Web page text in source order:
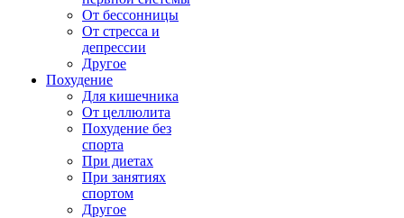
От бессонницы
От стресса и
депрессии
Другое
Похудение
Для кишечника
От целлюлита
Похудение без
спорта
При диетах
При занятиях
спортом
Другое